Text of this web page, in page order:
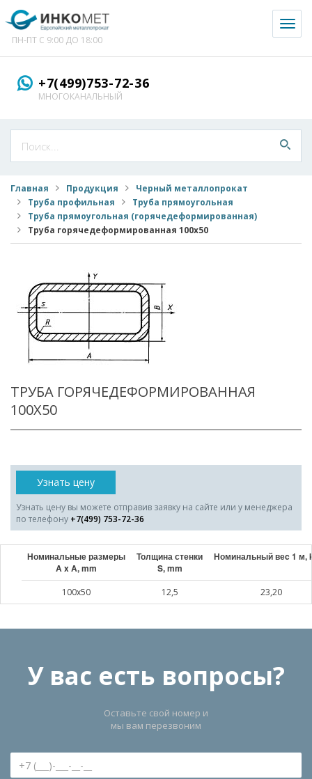
ПН-ПТ С 9:00 ДО 18:00
+7(499)753-72-36
МНОГОКАНАЛЬНЫЙ
Главная Продукция
Черный металлопрокат
Труба профильная
Труба прямоугольная
Труба прямоугольная (горячедеформированная)
Труба горячедеформированная 100x50
ТРУБА ГОРЯЧЕДЕФОРМИРОВАННАЯ
100X50
Узнать цену
Узнать цену вы можете отправив заявку на сайте или у менеджера
по телефону +7(499) 753-72-36
Номинальные размеры
A x A, mm
Толщина стенки
S, mm
Номинальный веc 1 м,
100x50 12,5 23,20
У вас есть вопросы?
Оставьте свой номер и
мы вам перезвоним